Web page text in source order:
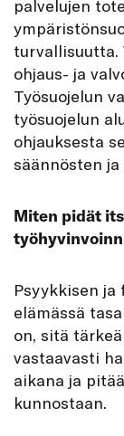
palvelujen
turvallisuutta.
ohjaus- ja
Työsuojelun
työsuojelun
ohjauksesta
säännösten
Miten pidät
Psyykkisen
elämässä
on, sitä
vastaavasti
aikana ja
kunnostaan.